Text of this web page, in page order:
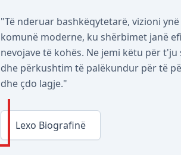
"Të nderuar bashkëqytetarë, vizioni
komunë moderne, ku shërbimet janë
nevojave të kohës. Ne jemi këtu për
dhe përkushtim të palëkundur për të
dhe çdo lagje."
Lexo Biografinë